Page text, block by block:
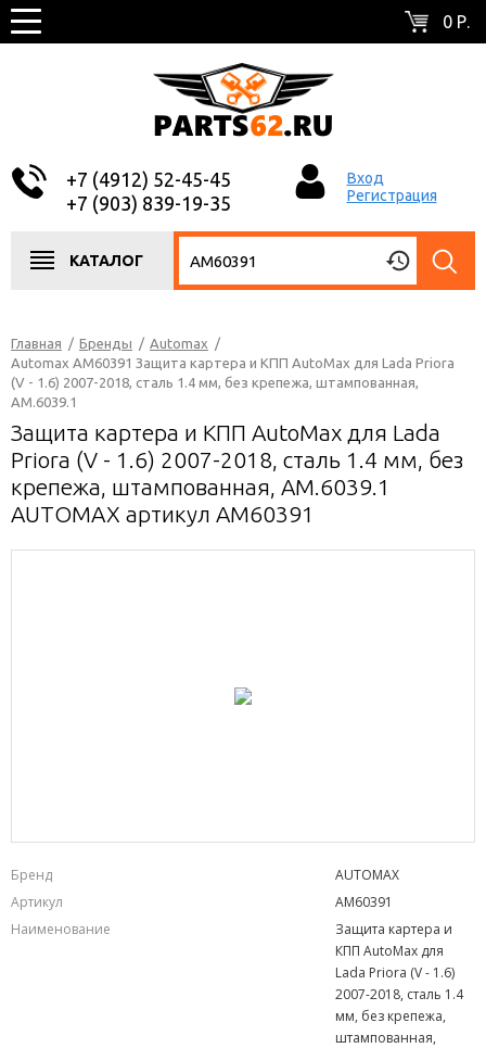
0 Р.
+7 (4912) 52-45-45
+7 (903) 839-19-35
Вход
Регистрация
КАТАЛОГ
Главная / Бренды / Automax /
Automax AM60391 Защита картера и КПП AutoMax для Lada Priora
(V - 1.6) 2007-2018, сталь 1.4 мм, без крепежа, штампованная,
AM.6039.1
Защита картера и КПП AutoMax для Lada
Priora (V - 1.6) 2007-2018, сталь 1.4 мм, без
крепежа, штампованная, AM.6039.1
AUTOMAX артикул AM60391
Бренд
AUTOMAX
Артикул
AM60391
Наименование
Защита картера и
КПП AutoMax для
Lada Priora (V - 1.6)
2007-2018, сталь 1.4
мм, без крепежа,
штампованная,